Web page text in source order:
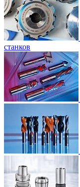
станков